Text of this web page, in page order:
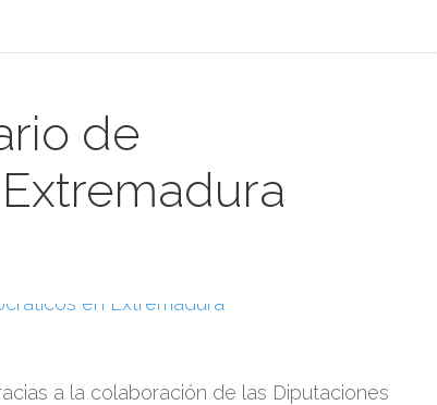
de
a la colaboración de las Diputaciones